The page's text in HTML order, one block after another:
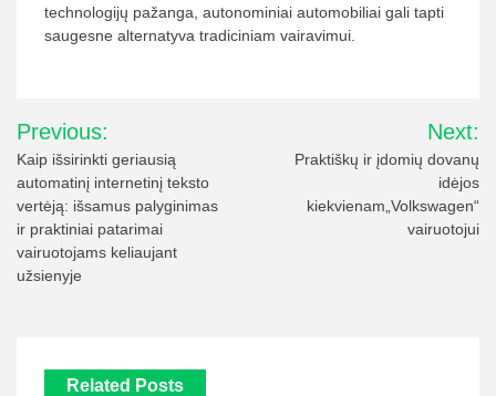
technologijų pažanga, autonominiai automobiliai gali tapti
saugesne alternatyva tradiciniam vairavimui.
Navigacija
tarp
įrašų
Previous:
Kaip išsirinkti geriausią
automatinį internetinį teksto
vertėją: išsamus palyginimas
ir praktiniai patarimai
vairuotojams keliaujant
užsienyje
Next:
Praktiškų ir įdomių dovanų
idėjos
kiekvienam„Volkswagen“
vairuotojui
Related Posts